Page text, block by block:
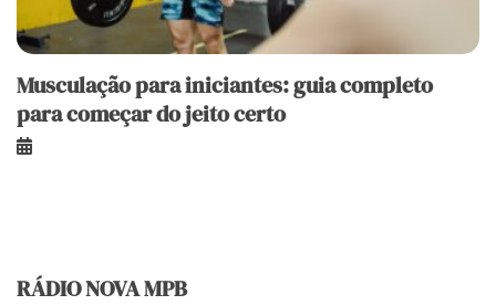
Musculação para iniciantes: guia completo
para começar do jeito certo
RÁDIO NOVA MPB